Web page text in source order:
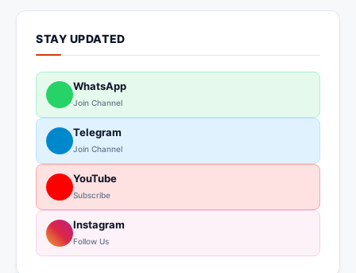
STAY UPDATED
WhatsApp
Join Channel
Telegram
Join Channel
YouTube
Subscribe
Instagram
Follow Us